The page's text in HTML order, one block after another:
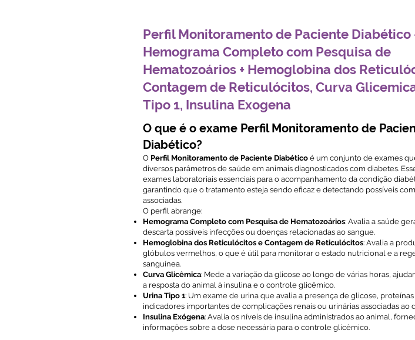
Perfil Monitoramento de Paciente Diabético
Hemograma Completo com Pesquisa de
Hematozoários + Hemoglobina dos
Contagem de Reticulócitos, Curva
Tipo 1, Insulina Exogena
O que é o exame Perfil Monitoramento de
Diabético?
O Perfil Monitoramento de Paciente Diabético é um conjunto de exames
diversos parâmetros de saúde em animais diagnosticados com diabetes.
exames laboratoriais essenciais para o acompanhamento da condição
garantindo que o tratamento esteja sendo eficaz e detectando possíveis
associadas.
O perfil abrange:
Hemograma Completo com Pesquisa de Hematozoários: Avalia a saúde
descarta possíveis infecções ou doenças relacionadas ao sangue.
Hemoglobina dos Reticulócitos e Contagem de Reticulócitos: Avalia a
glóbulos vermelhos, o que é útil para monitorar o estado nutricional e a
sanguínea.
Curva Glicêmica: Mede a variação da glicose ao longo de várias horas,
a resposta do animal à insulina e o controle glicêmico.
Urina Tipo 1: Um exame de urina que avalia a presença de glicose,
indicadores importantes de complicações renais ou urinárias associadas ao
Insulina Exógena: Avalia os níveis de insulina administrados ao animal,
informações sobre a dose necessária para o controle glicêmico.